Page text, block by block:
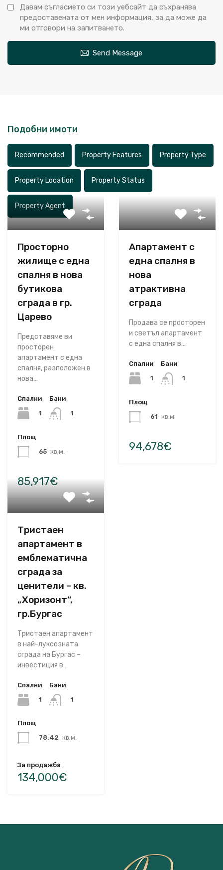
Давам съгласието си този уебсайт да съхранява
предоставената от мен информация, за да може да
ми отговори на запитването.
Send Message
Подобни имоти
Recommended Property Features Property Type
Property Location Property Status
Property Agent
Просторно
жилище с една
спалня в нова
бутикова
сграда в гр.
Царево
Представяме ви
просторен
апартамент с една
спалня, разположен в
нова…
Спални
1
Бани
1
Площ
65 кв.м.
85,917€
Апартамент с
една спалня в
нова
атрактивна
сграда
Продава се просторен
и светъл апартамент
с една спалня в…
Спални
1
Бани
1
Площ
61 кв.м.
94,678€
Тристаен
апартамент в
емблематична
сграда за
ценители – кв.
„Хоризонт“,
гр.Бургас
Тристаен апартамент
в най-луксозната
сграда на Бургас –
инвестиция в…
Спални
1
Бани
1
Площ
78.42 кв.м.
За продажба
134,000€